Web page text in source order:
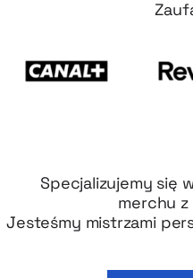
Specjalizujemy się
merchu z
Jesteśmy mistrzami